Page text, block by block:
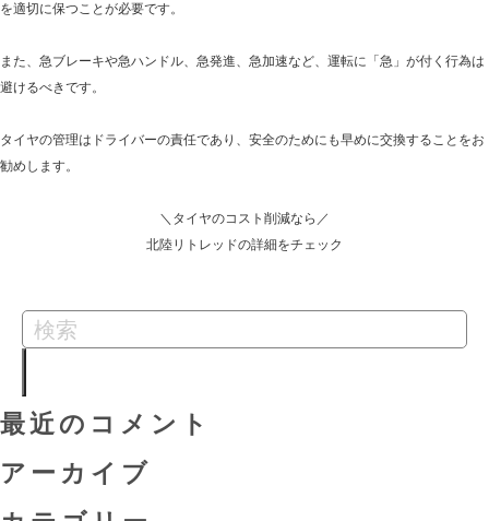
を適切に保つことが必要です。
また、急ブレーキや急ハンドル、急発進、急加速など、運転に「急」が付く行為は
避けるべきです。
タイヤの管理はドライバーの責任であり、安全のためにも早めに交換することをお
勧めします。
＼タイヤのコスト削減なら／
北陸リトレッドの詳細をチェック
最近のコメント
アーカイブ